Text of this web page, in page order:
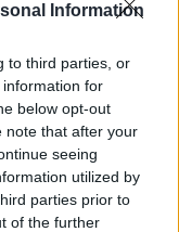
Information
to third parties, or
for
below opt-out
note that after your
seeing
utilized by
parties prior to
of the further
Awards